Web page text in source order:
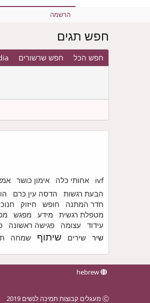
הרשמה
חפש תגים
חפש הכל חפש שרשורים
ivf אחותי כלה אימון כושר
הבעת רגשות
הדסה עין כרם
חדר המתנה
חופש חיזוק
מטפלת רגשית
מידע מפגש
עידוד
עצומה פגישה ראשונה
שיר שירים שיתוף שמחה
Ⓒ מעגלים קבוצות תמיכה לנשים 2019